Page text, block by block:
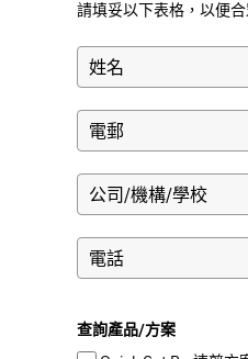
請填妥以下表格，以便
查詢產品/方案